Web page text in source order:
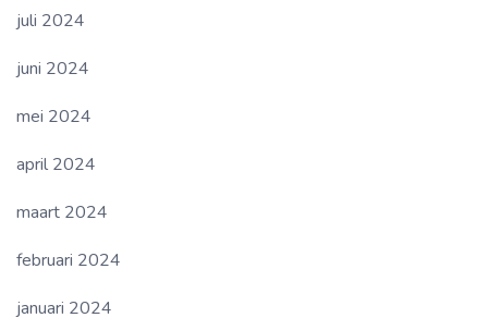
juli 2024
juni 2024
mei 2024
april 2024
maart 2024
februari 2024
januari 2024